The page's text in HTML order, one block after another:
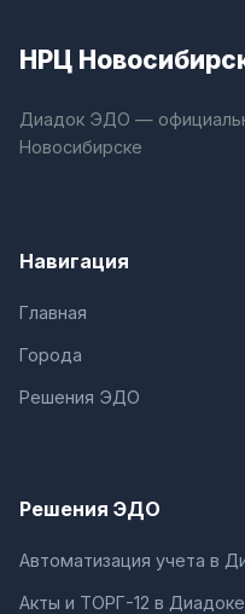
НРЦ
Диадок ЭДО —
Новосибирске
Навигация
Главная
Города
Решения ЭДО
Решения ЭДО
Автоматизация учета в
Акты и ТОРГ-12 в Диадоке